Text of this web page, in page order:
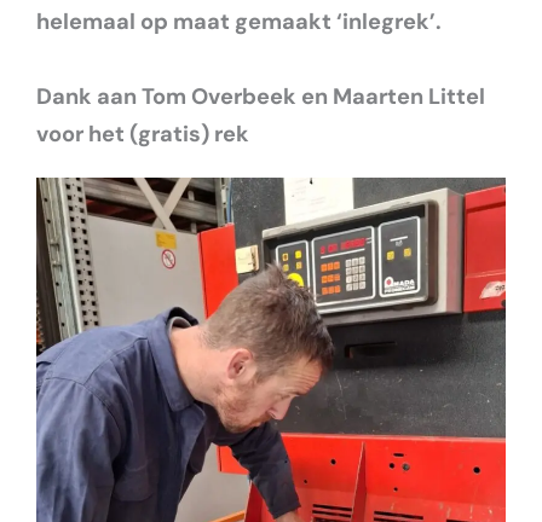
helemaal op maat gemaakt ‘inlegrek’.
Dank aan Tom Overbeek en Maarten Littel
voor het (gratis) rek